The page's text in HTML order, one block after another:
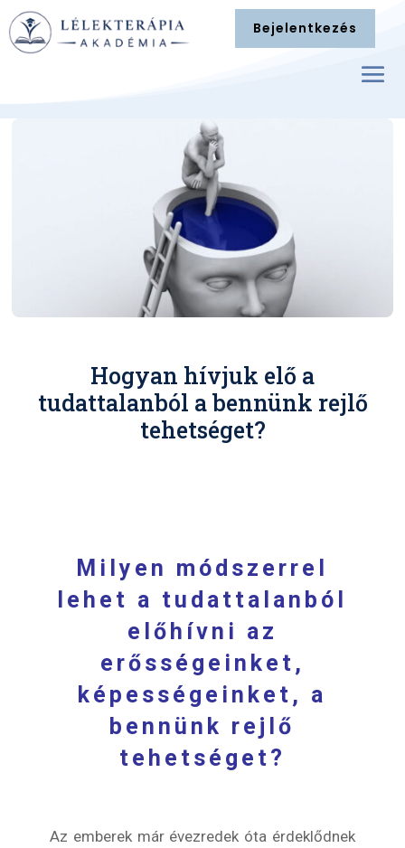
Bejelentkezés
Hogyan hívjuk elő a
tudattalanból a bennünk rejlő
tehetséget?
Milyen módszerrel
lehet a tudattalanból
előhívni az
erősségeinket,
képességeinket, a
bennünk rejlő
tehetséget?
Az emberek már évezredek óta érdeklődnek